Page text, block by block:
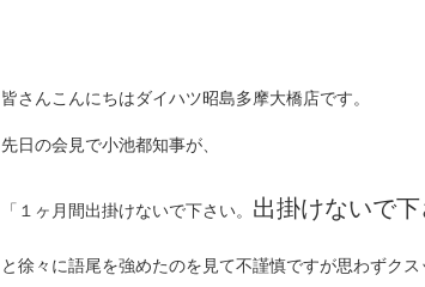
皆さんこんにちはダイハツ昭島多摩大橋店です。
先日の会見で小池都知事が、
「１ヶ月間出掛けないで下さい。 出掛けないで下
と徐々に語尾を強めたのを見て不謹慎ですが思わずク